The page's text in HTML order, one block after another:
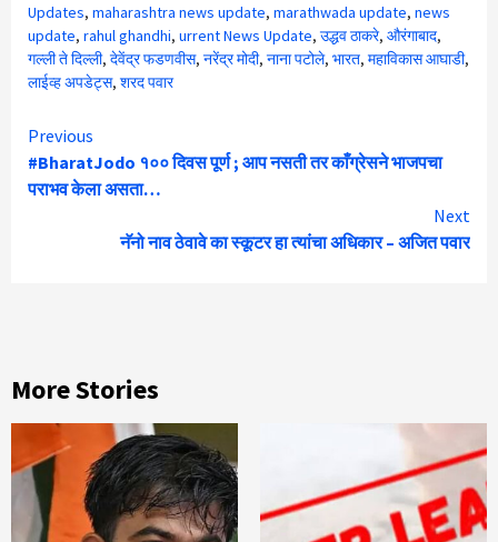
Updates, maharashtra news update, marathwada update, news
update, rahul ghandhi, urrent News Update, उद्धव ठाकरे, औरंगाबाद,
गल्ली ते दिल्ली, देवेंद्र फडणवीस, नरेंद्र मोदी, नाना पटोले, भारत, महाविकास आघाडी,
लाईव्ह अपडेट्स, शरद पवार
Continue
Reading
Previous
#BharatJodo १०० दिवस पूर्ण ; आप नसती तर काँग्रेसने भाजपचा
पराभव केला असता…
Next
नॅनो नाव ठेवावे का स्कूटर हा त्यांचा अधिकार – अजित पवार
More Stories